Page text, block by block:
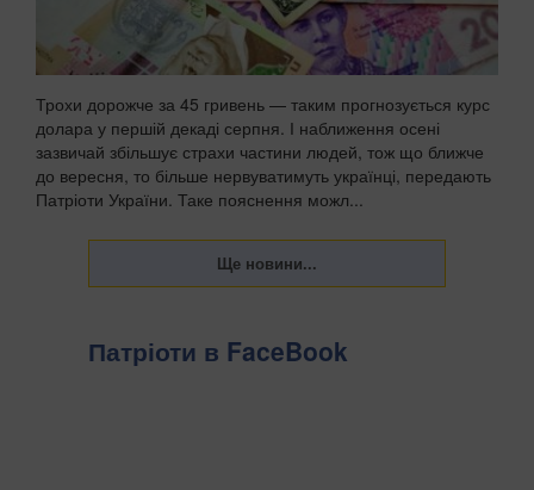
Трохи дорожче за 45 гривень — таким прогнозується курс
долара у першій декаді серпня. І наближення осені
зазвичай збільшує страхи частини людей, тож що ближче
до вересня, то більше нервуватимуть українці, передають
Патріоти України. Таке пояснення можл...
Патріоти в FaceBook